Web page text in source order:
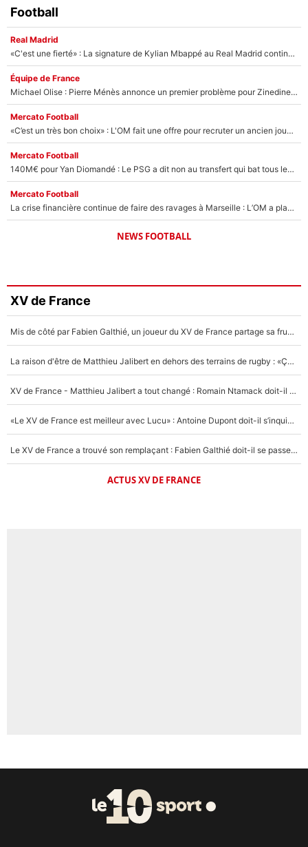
Football
Real Madrid
«C'est une fierté» : La signature de Kylian Mbappé au Real Madrid continue de régaler l'Espagne
Équipe de France
Michael Olise : Pierre Ménès annonce un premier problème pour Zinedine Zidane en équipe de France
Mercato Football
«C’est un très bon choix» : L'OM fait une offre pour recruter un ancien joueur du PSG... et c'est validé dans l'After Foot !
Mercato Football
140M€ pour Yan Diomandé : Le PSG a dit non au transfert qui bat tous les records sur le mercato
Mercato Football
La crise financière continue de faire des ravages à Marseille : L’OM a placé 12 joueurs sur le marché des transferts… et ça pourrait lui rapporter près de 100M€ !
NEWS FOOTBALL
XV de France
Mis de côté par Fabien Galthié, un joueur du XV de France partage sa frustration : «ils ne me l’ont pas dit tout de suite»
La raison d'être de Matthieu Jalibert en dehors des terrains de rugby : «Ça m'atteint autant que si tu touches à un membre de ma famille»
XV de France - Matthieu Jalibert a tout changé : Romain Ntamack doit-il s’inquiéter pour sa place à un an de la Coupe du monde ?
«Le XV de France est meilleur avec Lucu» : Antoine Dupont doit-il s’inquiéter pour sa place ?
Le XV de France a trouvé son remplaçant : Fabien Galthié doit-il se passer d'Antoine Dupont ?
ACTUS XV DE FRANCE